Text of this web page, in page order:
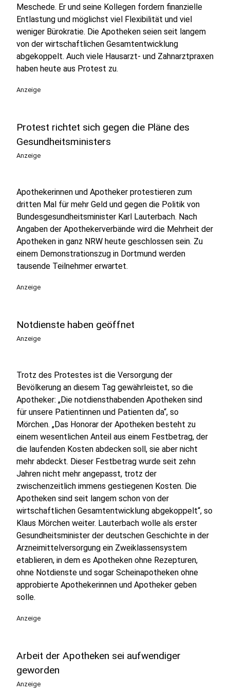
Meschede. Er und seine Kollegen fordern finanzielle
Entlastung und möglichst viel Flexibilität und viel
weniger Bürokratie. Die Apotheken seien seit langem
von der wirtschaftlichen Gesamtentwicklung
abgekoppelt. Auch viele Hausarzt- und Zahnarztpraxen
haben heute aus Protest zu.
Anzeige
Protest richtet sich gegen die Pläne des
Gesundheitsministers
Anzeige
Apothekerinnen und Apotheker protestieren zum
dritten Mal für mehr Geld und gegen die Politik von
Bundesgesundheitsminister Karl Lauterbach. Nach
Angaben der Apothekerverbände wird die Mehrheit der
Apotheken in ganz NRW heute geschlossen sein. Zu
einem Demonstrationszug in Dortmund werden
tausende Teilnehmer erwartet.
Anzeige
Notdienste haben geöffnet
Anzeige
Trotz des Protestes ist die Versorgung der
Bevölkerung an diesem Tag gewährleistet, so die
Apotheker: „Die notdiensthabenden Apotheken sind
für unsere Patientinnen und Patienten da“, so
Mörchen. „Das Honorar der Apotheken besteht zu
einem wesentlichen Anteil aus einem Festbetrag, der
die laufenden Kosten abdecken soll, sie aber nicht
mehr abdeckt. Dieser Festbetrag wurde seit zehn
Jahren nicht mehr angepasst, trotz der
zwischenzeitlich immens gestiegenen Kosten. Die
Apotheken sind seit langem schon von der
wirtschaftlichen Gesamtentwicklung abgekoppelt“, so
Klaus Mörchen weiter. Lauterbach wolle als erster
Gesundheitsminister der deutschen Geschichte in der
Arzneimittelversorgung ein Zweiklassensystem
etablieren, in dem es Apotheken ohne Rezepturen,
ohne Notdienste und sogar Scheinapotheken ohne
approbierte Apothekerinnen und Apotheker geben
solle.
Anzeige
Arbeit der Apotheken sei aufwendiger
geworden
Anzeige